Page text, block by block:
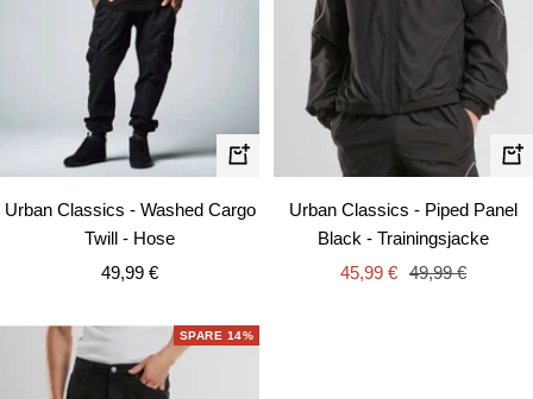
Schnellansicht
Urban Classics - Washed Cargo
Twill - Hose
Angebotspreis
49,99 €
Urban Classics - Piped Panel
Black - Trainingsjacke
Angebotspreis
45,99 € Regulärer
49,99 €
SPARE 14%